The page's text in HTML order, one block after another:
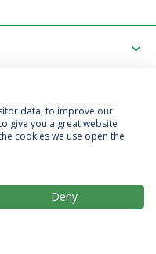
& Condições
Portuguesa
data, to improve our
give you a great website
cookies we use open the
Deny